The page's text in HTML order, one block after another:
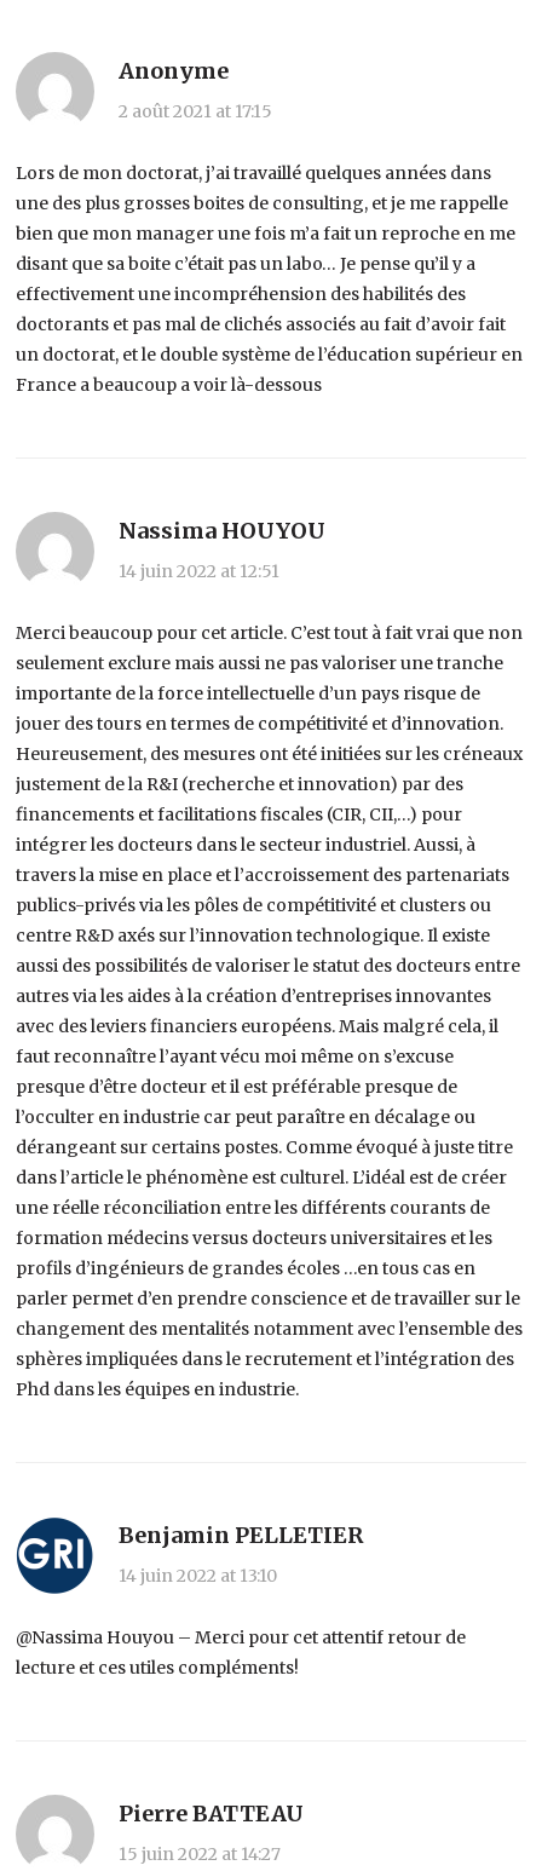
Anonyme
2 août 2021 at 17:15
Lors de mon doctorat, j’ai travaillé quelques années dans
une des plus grosses boites de consulting, et je me rappelle
bien que mon manager une fois m’a fait un reproche en me
disant que sa boite c’était pas un labo… Je pense qu’il y a
effectivement une incompréhension des habilités des
doctorants et pas mal de clichés associés au fait d’avoir fait
un doctorat, et le double système de l’éducation supérieur en
France a beaucoup a voir là-dessous
Nassima HOUYOU
14 juin 2022 at 12:51
Merci beaucoup pour cet article. C’est tout à fait vrai que non
seulement exclure mais aussi ne pas valoriser une tranche
importante de la force intellectuelle d’un pays risque de
jouer des tours en termes de compétitivité et d’innovation.
Heureusement, des mesures ont été initiées sur les créneaux
justement de la R&I (recherche et innovation) par des
financements et facilitations fiscales (CIR, CII,…) pour
intégrer les docteurs dans le secteur industriel. Aussi, à
travers la mise en place et l’accroissement des partenariats
publics-privés via les pôles de compétitivité et clusters ou
centre R&D axés sur l’innovation technologique. Il existe
aussi des possibilités de valoriser le statut des docteurs entre
autres via les aides à la création d’entreprises innovantes
avec des leviers financiers européens. Mais malgré cela, il
faut reconnaître l’ayant vécu moi même on s’excuse
presque d’être docteur et il est préférable presque de
l’occulter en industrie car peut paraître en décalage ou
dérangeant sur certains postes. Comme évoqué à juste titre
dans l’article le phénomène est culturel. L’idéal est de créer
une réelle réconciliation entre les différents courants de
formation médecins versus docteurs universitaires et les
profils d’ingénieurs de grandes écoles …en tous cas en
parler permet d’en prendre conscience et de travailler sur le
changement des mentalités notamment avec l’ensemble des
sphères impliquées dans le recrutement et l’intégration des
Phd dans les équipes en industrie.
Benjamin PELLETIER
14 juin 2022 at 13:10
@Nassima Houyou – Merci pour cet attentif retour de
lecture et ces utiles compléments!
Pierre BATTEAU
15 juin 2022 at 14:27